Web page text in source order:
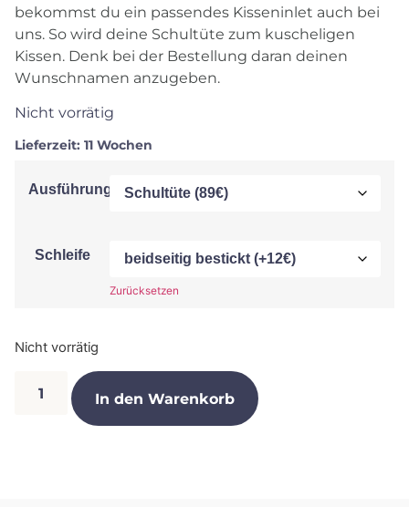
bekommst du ein passendes Kisseninlet auch bei
uns. So wird deine Schultüte zum kuscheligen
Kissen. Denk bei der Bestellung daran deinen
Wunschnamen anzugeben.
Nicht vorrätig
Lieferzeit: 11 Wochen
Ausführung
Schleife
Zurücksetzen
Nicht vorrätig
In den Warenkorb